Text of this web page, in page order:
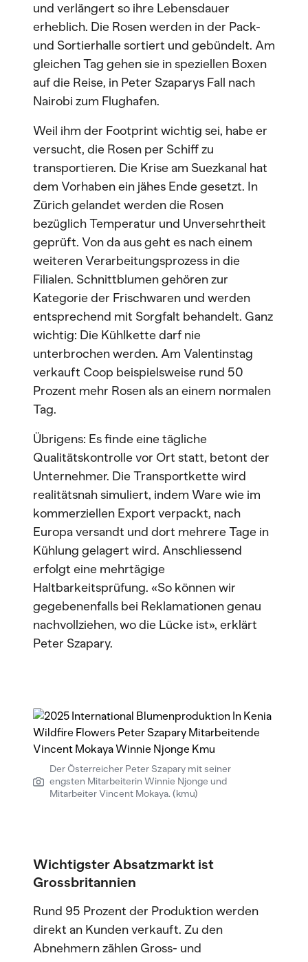
und verlängert so ihre Lebensdauer
erheblich. Die Rosen werden in der Pack-
und Sortierhalle sortiert und gebündelt. Am
gleichen Tag gehen sie in speziellen Boxen
auf die Reise, in Peter Szaparys Fall nach
Nairobi zum Flughafen.
Weil ihm der Footprint wichtig sei, habe er
versucht, die Rosen per Schiff zu
transportieren. Die Krise am Suezkanal hat
dem Vorhaben ein jähes Ende gesetzt. In
Zürich gelandet werden die Rosen
bezüglich Temperatur und Unversehrtheit
geprüft. Von da aus geht es nach einem
weiteren Verarbeitungsprozess in die
Filialen. Schnittblumen gehören zur
Kategorie der Frischwaren und werden
entsprechend mit Sorgfalt behandelt. Ganz
wichtig: Die Kühlkette darf nie
unterbrochen werden. Am Valentinstag
verkauft Coop beispielsweise rund 50
Prozent mehr Rosen als an einem normalen
Tag.
Übrigens: Es finde eine tägliche
Qualitätskontrolle vor Ort statt, betont der
Unternehmer. Die Transportkette wird
realitätsnah simuliert, indem Ware wie im
kommerziellen Export verpackt, nach
Europa versandt und dort mehrere Tage in
Kühlung gelagert wird. Anschliessend
erfolgt eine mehrtägige
Haltbarkeitsprüfung. «So können wir
gegebenenfalls bei Reklamationen genau
nachvollziehen, wo die Lücke ist», erklärt
Peter Szapary.
Der Österreicher Peter Szapary mit seiner
engsten Mitarbeiterin Winnie Njonge und
Mitarbeiter Vincent Mokaya. (kmu)
Wichtigster Absatzmarkt ist
Grossbritannien
Rund 95 Prozent der Produktion werden
direkt an Kunden verkauft. Zu den
Abnehmern zählen Gross- und